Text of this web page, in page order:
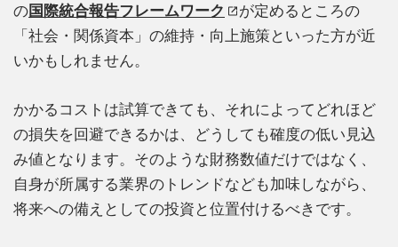
の国際統合報告フレームワーク
が定めるところの
「社会・関係資本」の維持・向上施策といった方が近
いかもしれません。
かかるコストは試算できても、それによってどれほど
の損失を回避できるかは、どうしても確度の低い見込
み値となります。そのような財務数値だけではなく、
自身が所属する業界のトレンドなども加味しながら、
将来への備えとしての投資と位置付けるべきです。